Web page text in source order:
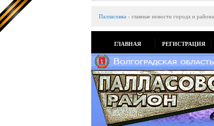
Палласовка - главные новости города и района
ГЛАВНАЯ РЕГИСТРАЦИЯ